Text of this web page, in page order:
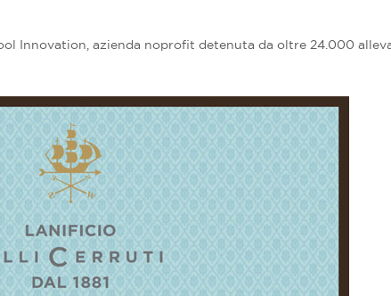
Innovation, azienda noprofit detenuta da oltre 24.000